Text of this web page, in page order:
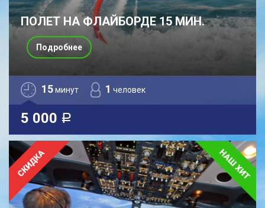
ПОЛЕТ НА ФЛАЙБОРДЕ 15 МИН.
15минут 1 человек
5 000 a
Подробнее